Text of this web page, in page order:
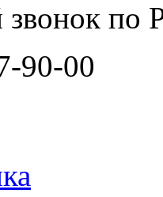
по
90-00